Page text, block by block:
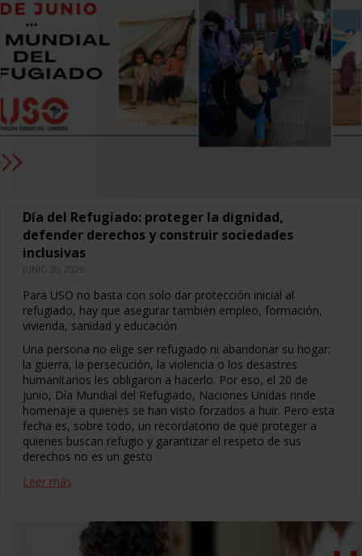
Día del Refugiado: proteger la dignidad,
defender derechos y construir sociedades
inclusivas
JUNIO 20, 2026
Para USO no basta con solo dar protección inicial al
refugiado, hay que asegurar también empleo, formación,
vivienda, sanidad y educación
Una persona no elige ser refugiado ni abandonar su hogar:
la guerra, la persecución, la violencia o los desastres
humanitarios les obligaron a hacerlo. Por eso, el 20 de
junio, Día Mundial del Refugiado, Naciones Unidas rinde
homenaje a quienes se han visto forzados a huir. Pero esta
fecha es, sobre todo, un recordatorio de que proteger a
quienes buscan refugio y garantizar el respeto de sus
derechos no es un gesto
Leer más